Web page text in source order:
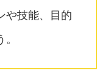
や技能、目的